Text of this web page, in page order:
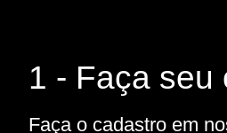
1 - Faça seu
Faça o cadastro em